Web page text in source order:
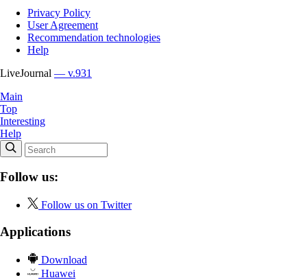
Privacy Policy
User Agreement
Recommendation technologies
Help
LiveJournal — v.931
Main
Top
Interesting
Help
Follow us:
Follow us on Twitter
Applications
Download
Huawei